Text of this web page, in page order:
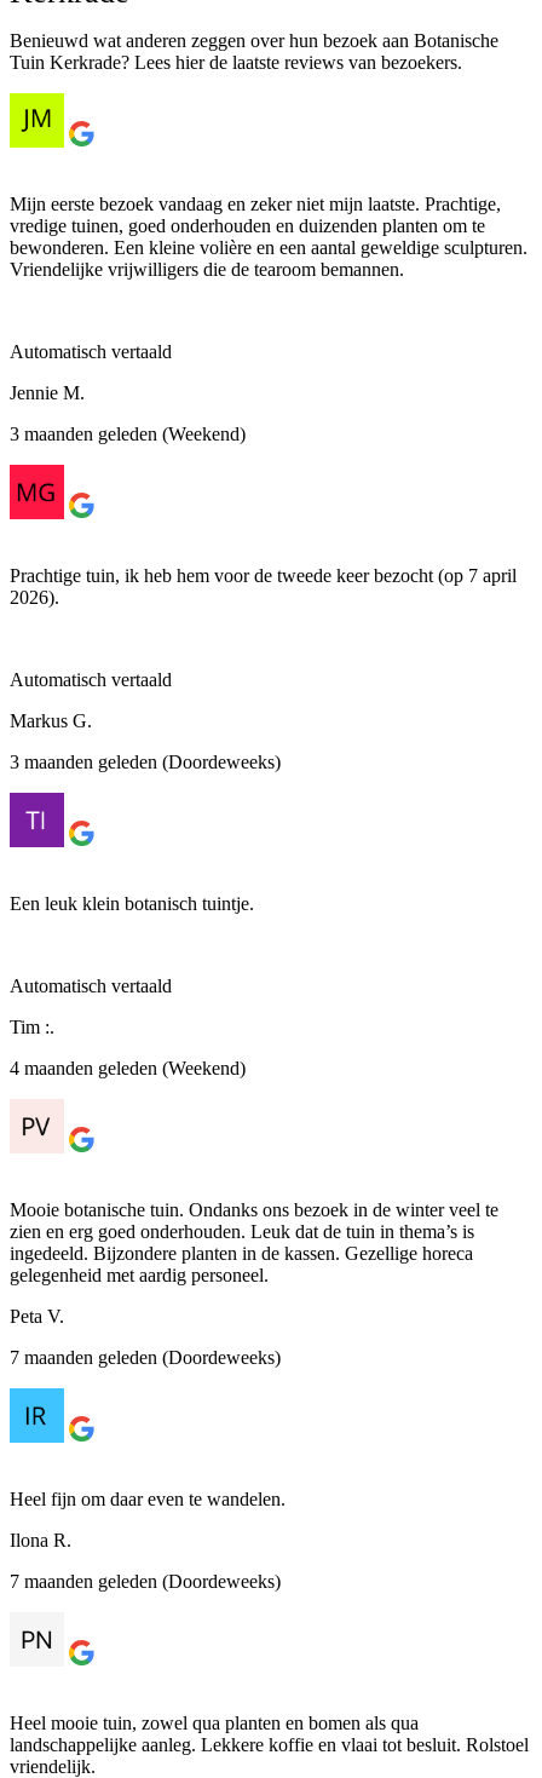
Benieuwd wat anderen zeggen over hun bezoek aan Botanische
Tuin Kerkrade? Lees hier de laatste reviews van bezoekers.
Mijn eerste bezoek vandaag en zeker niet mijn laatste. Prachtige,
vredige tuinen, goed onderhouden en duizenden planten om te
bewonderen. Een kleine volière en een aantal geweldige sculpturen.
Vriendelijke vrijwilligers die de tearoom bemannen.
Automatisch vertaald
Jennie M.
3 maanden geleden (Weekend)
Prachtige tuin, ik heb hem voor de tweede keer bezocht (op 7 april
2026).
Automatisch vertaald
Markus G.
3 maanden geleden (Doordeweeks)
Een leuk klein botanisch tuintje.
Automatisch vertaald
Tim :.
4 maanden geleden (Weekend)
Mooie botanische tuin. Ondanks ons bezoek in de winter veel te
zien en erg goed onderhouden. Leuk dat de tuin in thema’s is
ingedeeld. Bijzondere planten in de kassen. Gezellige horeca
gelegenheid met aardig personeel.
Peta V.
7 maanden geleden (Doordeweeks)
Heel fijn om daar even te wandelen.
Ilona R.
7 maanden geleden (Doordeweeks)
Heel mooie tuin, zowel qua planten en bomen als qua
landschappelijke aanleg. Lekkere koffie en vlaai tot besluit. Rolstoel
vriendelijk.